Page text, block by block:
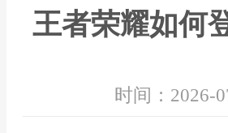
王者荣耀如何
时间：2026-